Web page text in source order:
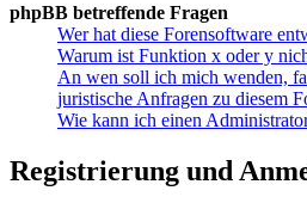
phpBB betreffende Fragen
Wer hat diese Forensoftware
Warum ist Funktion x oder y
An wen soll ich mich wenden,
juristische Anfragen zu diesem
Wie kann ich einen
Registrierung und